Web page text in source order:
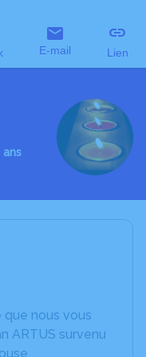
E-mail Lien
que nous vous
ARTUS survenu